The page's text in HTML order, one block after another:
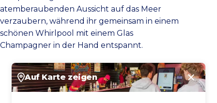
atemberaubenden Aussicht auf das Meer
verzaubern, während ihr gemeinsam in einem
schönen Whirlpool mit einem Glas
Champagner in der Hand entspannt.
Auf Karte zeigen